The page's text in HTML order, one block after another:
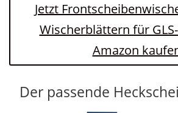
Jetzt
Wischerblättern für
Amazon
Der passende